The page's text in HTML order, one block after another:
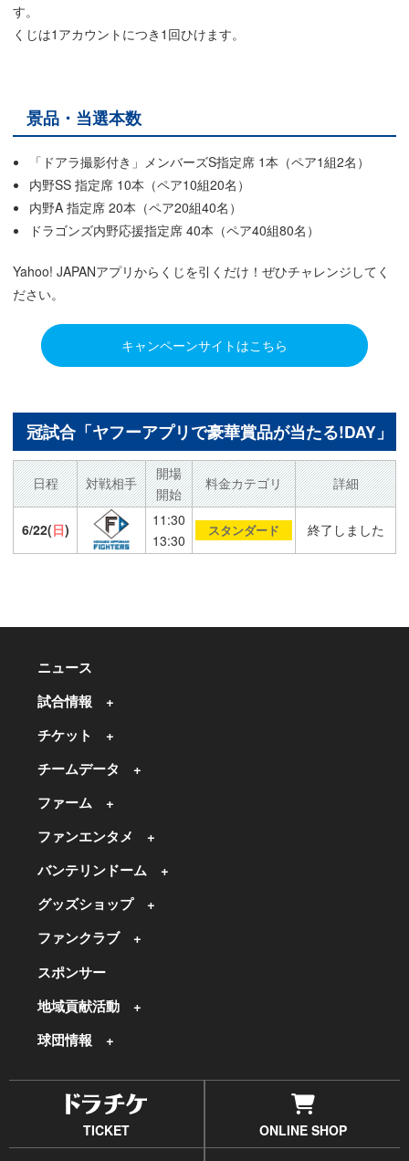
す。
くじは1アカウントにつき1回ひけます。
景品・当選本数
「ドアラ撮影付き」メンバーズS指定席 1本（ペア1組2名）
内野SS 指定席 10本（ペア10組20名）
内野A 指定席 20本（ペア20組40名）
ドラゴンズ内野応援指定席 40本（ペア40組80名）
Yahoo! JAPANアプリからくじを引くだけ！ぜひチャレンジしてく
ださい。
キャンペーンサイトはこちら
冠試合「ヤフーアプリで豪華賞品が当たる!DAY」
日程 対戦相手
開場
開始
料金カテゴリ 詳細
6/22(日)
11:30
13:30
スタンダード 終了しました
ニュース
試合情報
チケット
チームデータ
ファーム
ファンエンタメ
バンテリンドーム
グッズショップ
ファンクラブ
スポンサー
地域貢献活動
球団情報
TICKET ONLINE SHOP